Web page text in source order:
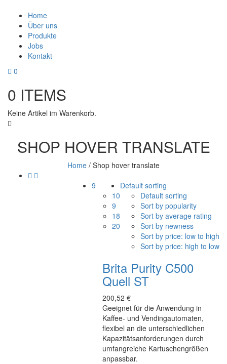
Home
Über uns
Produkte
Jobs
Kontakt
0
0 ITEMS
Keine Artikel im Warenkorb.
SHOP HOVER TRANSLATE
Home / Shop hover translate
Default sorting
Default sorting
Sort by popularity
Sort by average rating
Sort by newness
Sort by price: low to high
Sort by price: high to low
9
10
9
18
20
Brita Purity C500
Quell ST
200,52 €
Geeignet für die Anwendung in
Kaffee- und Vendingautomaten,
flexibel an die unterschiedlichen
Kapazitätsanforderungen durch
umfangreiche Kartuschengrößen
anpassbar.